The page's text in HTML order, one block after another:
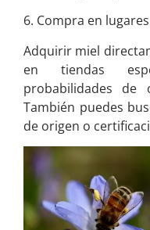
6. Compra en
Adquirir miel
en tiendas
probabilidades
También puedes
de origen o